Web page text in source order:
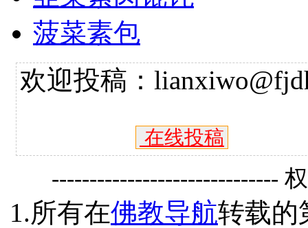
菠菜素包
欢迎投稿：
在线投稿
------------------------------
1.所有在佛教导航转载的